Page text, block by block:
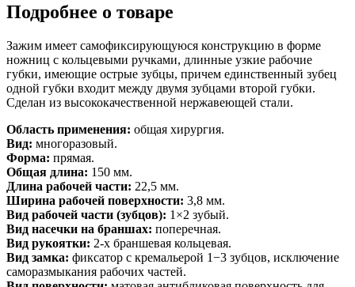
Подробнее о товаре
Зажим имеет самофиксирующуюся конструкцию в форме
ножниц с кольцевыми ручками, длинные узкие рабочие
губки, имеющие острые зубцы, причем единственный зубец
одной губки входит между двумя зубцами второй губки.
Сделан из высококачественной нержавеющей стали.
Область применения: общая хирургия.
Вид: многоразовый.
Форма: прямая.
Общая длина: 150 мм.
Длина рабочей части: 22,5 мм.
Ширина рабочей поверхности: 3,8 мм.
Вид рабочей части (зубцов): 1×2 зубый.
Вид насечки на браншах: поперечная.
Вид рукоятки: 2-х браншевая кольцевая.
Вид замка: фиксатор с кремальерой 1−3 зубцов, исключение
саморазмыкания рабочих частей.